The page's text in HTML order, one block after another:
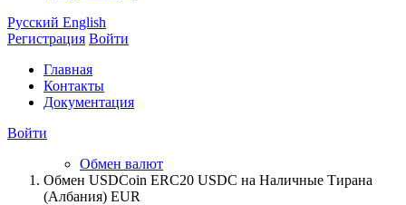
Русский English
Регистрация Войти
Главная
Контакты
Документация
Войти
Обмен валют
Обмен USDCoin ERC20 USDC на Наличные Тирана
(Албания) EUR